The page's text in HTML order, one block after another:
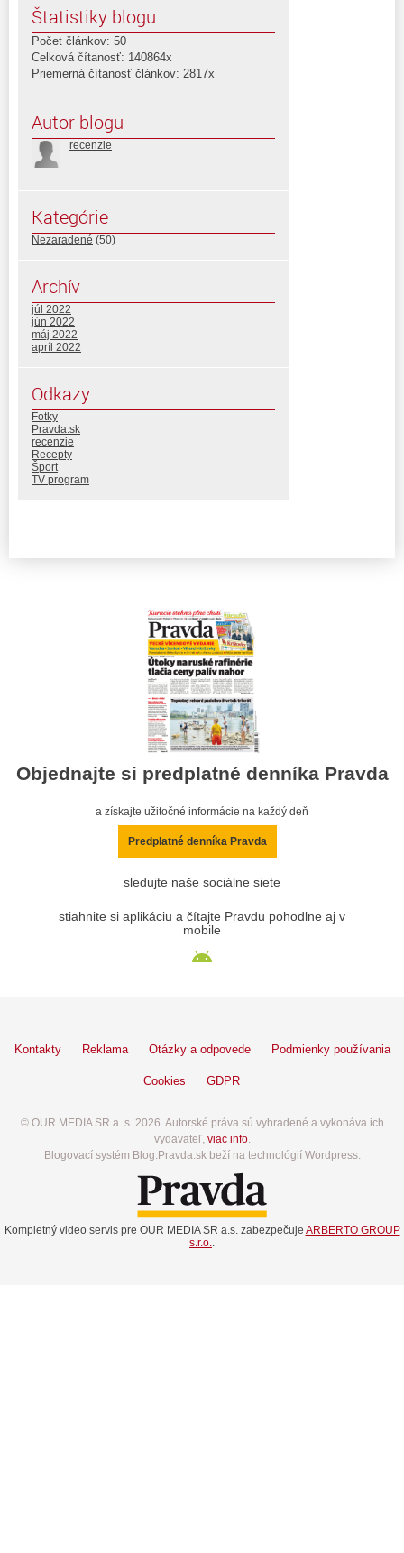
Štatistiky blogu
Počet článkov: 50
Celková čítanosť: 140864x
Priemerná čítanosť článkov: 2817x
Autor blogu
recenzie
Kategórie
Nezaradené (50)
Archív
júl 2022
jún 2022
máj 2022
apríl 2022
Odkazy
Fotky
Pravda.sk
recenzie
Recepty
Šport
TV program
Objednajte si predplatné denníka Pravda
a získajte užitočné informácie na každý deň
Predplatné denníka Pravda
sledujte naše sociálne siete
stiahnite si aplikáciu a čítajte Pravdu pohodlne aj v
mobile
Kontakty Reklama Otázky a odpovede Podmienky používania
Cookies GDPR
© OUR MEDIA SR a. s. 2026. Autorské práva sú vyhradené a vykonáva ich
vydavateľ, viac info.
Blogovací systém Blog.Pravda.sk beží na technológií Wordpress.
Kompletný video servis pre OUR MEDIA SR a.s. zabezpečuje ARBERTO GROUP
s.r.o.